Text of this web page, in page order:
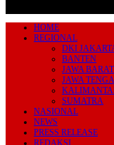
HOME
REGIONAL
DKI
BANTEN
JAWA BARAT
JAWA
SUMATRA
NASIONAL
NEWS
PRESS RELEASE
REDAKSI